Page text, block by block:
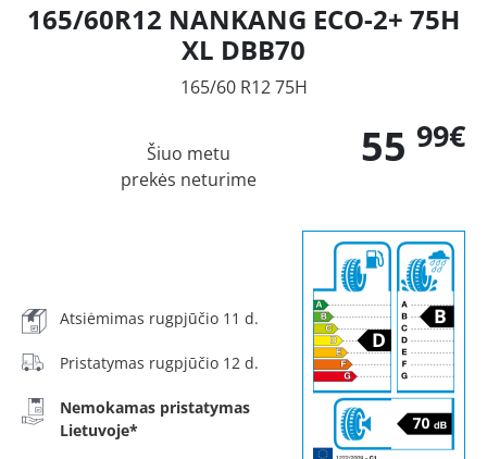
165/60R12 NANKANG ECO-2+ 75H
XL DBB70
165/60 R12 75H
55 99€
Šiuo metu
prekės neturime
Atsiėmimas rugpjūčio 11 d.
Pristatymas rugpjūčio 12 d.
Nemokamas pristatymas
Lietuvoje*